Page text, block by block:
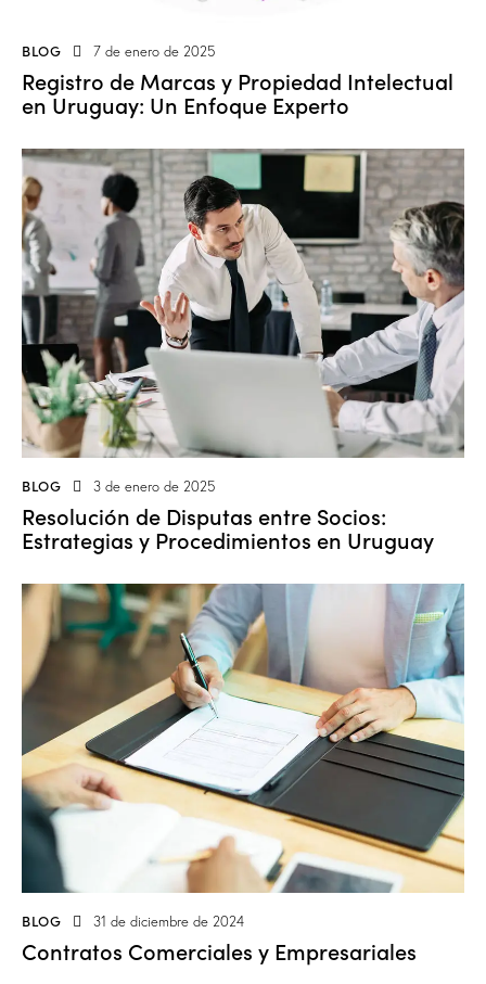
BLOG 7 de enero de 2025
Registro de Marcas y Propiedad Intelectual
en Uruguay: Un Enfoque Experto
BLOG 3 de enero de 2025
Resolución de Disputas entre Socios:
Estrategias y Procedimientos en Uruguay
BLOG 31 de diciembre de 2024
Contratos Comerciales y Empresariales